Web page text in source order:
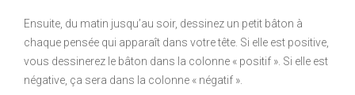
Ensuite, du matin jusqu’au soir, dessinez un petit bâton à
chaque pensée qui apparaît dans votre tête. Si elle est positive,
vous dessinerez le bâton dans la colonne « positif ». Si elle est
négative, ça sera dans la colonne « négatif ».